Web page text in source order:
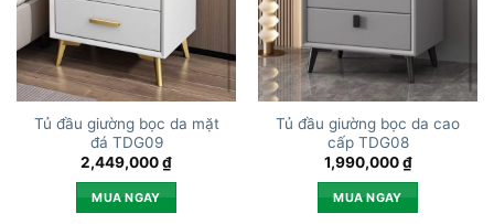
Tủ đầu giường bọc da mặt
đá TDG09
2,449,000₫
MUA NGAY
Tủ đầu giường bọc da cao
cấp TDG08
1,990,000₫
MUA NGAY